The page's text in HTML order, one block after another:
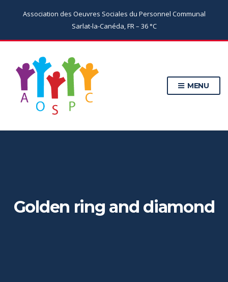
Association des Oeuvres Sociales du Personnel Communal
Sarlat-la-Canéda, FR– 36 C
MENU
Golden ring and diamond